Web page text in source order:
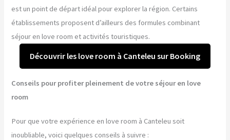
est un point de départ idéal pour explorer la région. Certains
établissements proposent d’ailleurs des formules combinant
séjour en love room et activités touristiques.
Découvrir les love room à Canteleu sur Booking
Conseils pour profiter pleinement de votre séjour en love
room
Pour que votre expérience en love room à Canteleu soit
inoubliable, voici quelques conseils à suivre :